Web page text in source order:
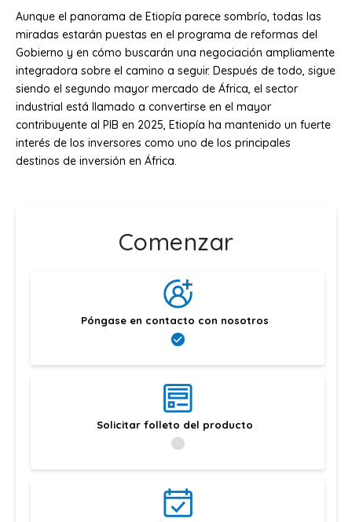
Aunque el panorama de Etiopía parece sombrío, todas las
miradas estarán puestas en el programa de reformas del
Gobierno y en cómo buscarán una negociación ampliamente
integradora sobre el camino a seguir. Después de todo, sigue
siendo el segundo mayor mercado de África, el sector
industrial está llamado a convertirse en el mayor
contribuyente al PIB en 2025, Etiopía ha mantenido un fuerte
interés de los inversores como uno de los principales
destinos de inversión en África.
Comenzar
Póngase en contacto con nosotros
Solicitar folleto del producto